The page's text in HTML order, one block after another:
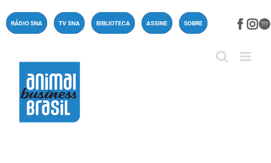
paraRÁDIO SNA TV SNA BIBLIOTECA ASSINE SOBRE